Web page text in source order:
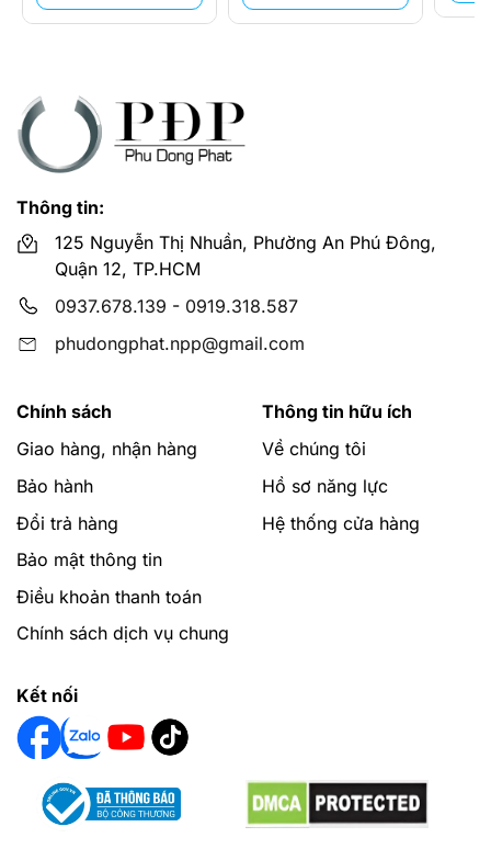
Thông tin:
125 Nguyễn Thị Nhuần, Phường An Phú Đông,
Quận 12, TP.HCM
0937.678.139 - 0919.318.587
phudongphat.npp@gmail.com
Chính sách
Giao hàng, nhận hàng
Bảo hành
Đổi trả hàng
Bảo mật thông tin
Điều khoản thanh toán
Chính sách dịch vụ chung
Thông tin hữu ích
Về chúng tôi
Hồ sơ năng lực
Hệ thống cửa hàng
Kết nối